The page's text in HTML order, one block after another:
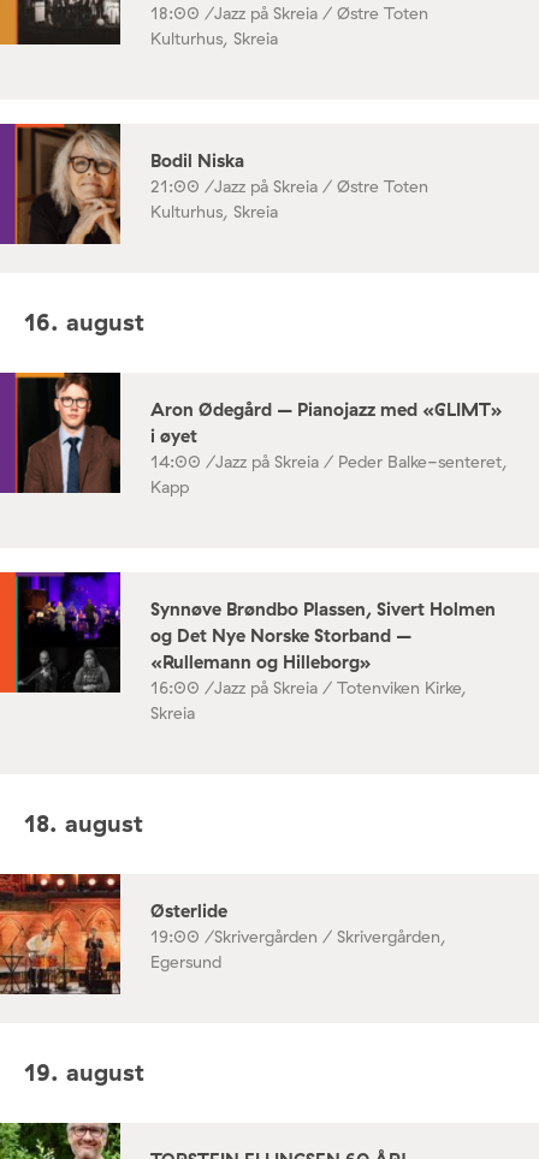
18:00 /Jazz på Skreia / Østre Toten
Kulturhus, Skreia
Bodil Niska
21:00 /Jazz på Skreia / Østre Toten
Kulturhus, Skreia
16. august
Aron Ødegård – Pianojazz med «GLIMT»
i øyet
14:00 /Jazz på Skreia / Peder Balke-senteret,
Kapp
Synnøve Brøndbo Plassen, Sivert Holmen
og Det Nye Norske Storband –
«Rullemann og Hilleborg»
16:00 /Jazz på Skreia / Totenviken Kirke,
Skreia
18. august
Østerlide
19:00 /Skrivergården / Skrivergården,
Egersund
19. august